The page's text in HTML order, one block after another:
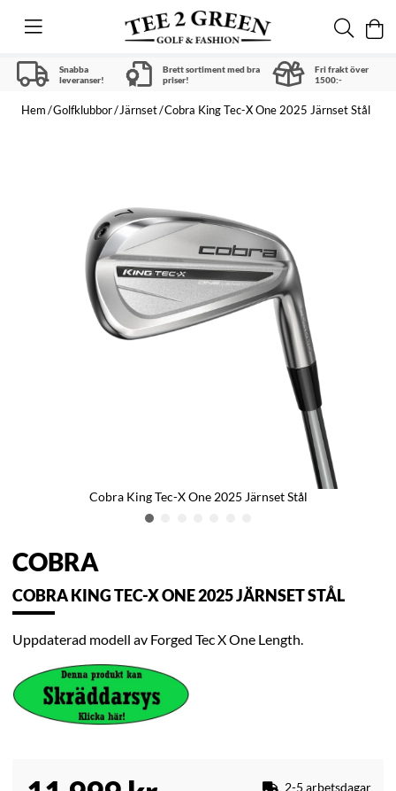
Snabba
leveranser!
Brett sortiment med bra
priser!
Fri frakt över
1500:-
Hem Golfklubbor Järnset Cobra King Tec-X One 2025 Järnset Stål
Cobra King Tec-X One 2025 Järnset Stål
COBRA
COBRA KING TEC-X ONE 2025 JÄRNSET STÅL
Uppdaterad modell av Forged Tec X One Length.
2-5 arbetsdagar